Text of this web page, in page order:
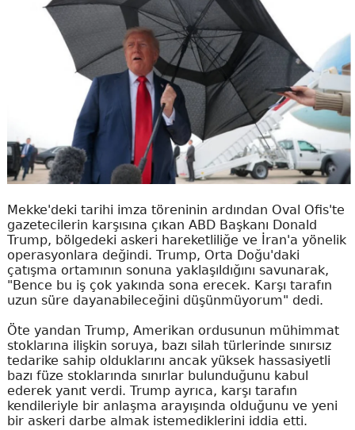
Mekke'deki tarihi imza töreninin ardından Oval Ofis'te
gazetecilerin karşısına çıkan ABD Başkanı Donald
Trump, bölgedeki askeri hareketliliğe ve İran'a yönelik
operasyonlara değindi. Trump, Orta Doğu'daki
çatışma ortamının sonuna yaklaşıldığını savunarak,
"Bence bu iş çok yakında sona erecek. Karşı tarafın
uzun süre dayanabileceğini düşünmüyorum" dedi.
Öte yandan Trump, Amerikan ordusunun mühimmat
stoklarına ilişkin soruya, bazı silah türlerinde sınırsız
tedarike sahip olduklarını ancak yüksek hassasiyetli
bazı füze stoklarında sınırlar bulunduğunu kabul
ederek yanıt verdi. Trump ayrıca, karşı tarafın
kendileriyle bir anlaşma arayışında olduğunu ve yeni
bir askeri darbe almak istemediklerini iddia etti.